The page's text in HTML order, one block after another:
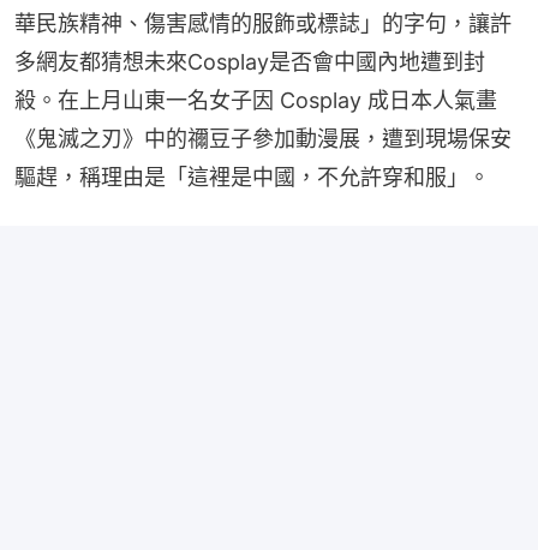
華民族精神、傷害感情的服飾或標誌」的字句，讓許
多網友都猜想未來Cosplay是否會中國內地遭到封
殺。在上月山東一名女子因 Cosplay 成日本人氣畫
《鬼滅之刃》中的禰豆子參加動漫展，遭到現場保安
驅趕，稱理由是「這裡是中國，不允許穿和服」。